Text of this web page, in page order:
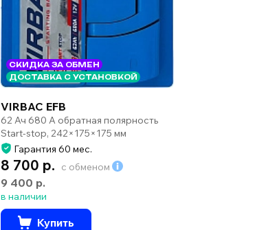
СКИДКА ЗА ОБМЕН
ДОСТАВКА С УСТАНОВКОЙ
VIRBAC EFB
62 Ач 680 А обратная полярность
Start-stop, 242×175×175 мм
Гарантия 60 мес.
8 700 р. с обменом
9 400 р.
в наличии
Купить